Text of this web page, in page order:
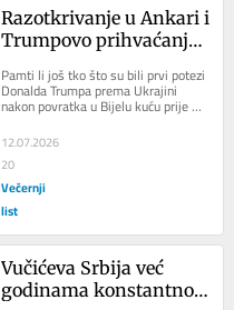
Razotkrivanje u Ankari i
Trumpovo prihvaćanje
Pamti li još tko što su bili prvi potezi
Donalda Trumpa prema Ukrajini
nakon povratka u Bijelu kuću prije
skoro 18 mjeseci? Trump je
Ukrajincima...
12.07.2026
20
Večernji
list
Vučićeva Srbija već
godinama konstantno